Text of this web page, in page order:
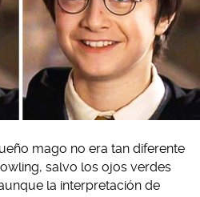
mago no era tan diferente
salvo los ojos verdes
la interpretación de